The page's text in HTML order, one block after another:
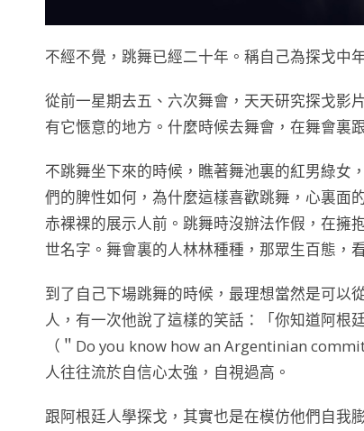
不經不覺，跳舞已經二十年。稱自己為探戈中
從前一星期去五、六次舞會，天天研究探戈影
有它愜意的地方。什麼時候去舞會，在舞會裏
不跳舞坐下來的時候，瞧著舞池裏的紅男綠女
們的脾性如何，為什麼這樣喜歡跳舞，心裏面
赤裸裸的展示人前。跳舞時沒辦法作假，在擁
世名字。舞會裏的人林林種種，那眾生百態，
到了自己下場跳舞的時候，最理想當然是可以
人，有一次他說了這樣的笑話：「你知道阿根
（＂Do you know how an Argentinian
人往往流於自信心太強，自視過高。
跟阿根廷人學探戈，其實也是在模仿他們自我